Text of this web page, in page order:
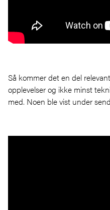
Så kommer det en del
opplevelser og ikke minst
med. Noen ble vist under